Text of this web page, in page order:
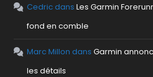
CedricdansLes Garmin
fond en comble
Marc Millon dansGarmin
les détails